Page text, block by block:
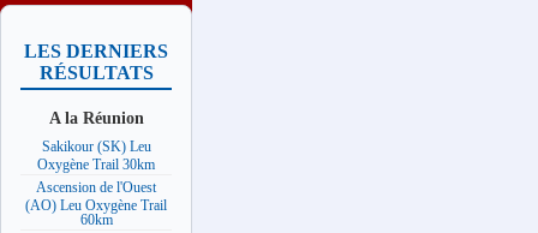
LES DERNIERS
RÉSULTATS
A la Réunion
Sakikour (SK) Leu
Oxygène Trail 30km
Ascension de l'Ouest
(AO) Leu Oxygène Trail
60km